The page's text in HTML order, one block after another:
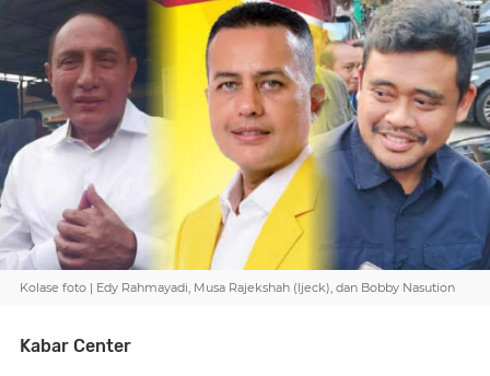
Kolase foto | Edy Rahmayadi, Musa Rajekshah (Ijeck), dan Bobby Nasution
Kabar Center